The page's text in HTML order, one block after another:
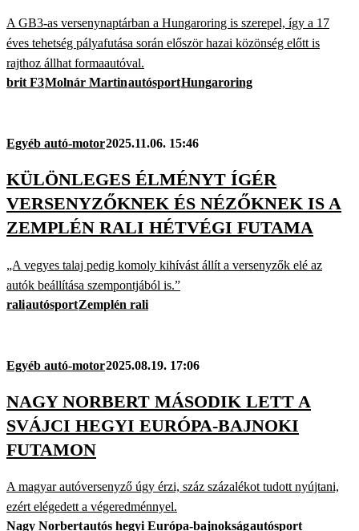
A GB3-as versenynaptárban a Hungaroring is szerepel, így a 17
éves tehetség pályafutása során először hazai közönség előtt is
rajthoz állhat formaautóval.
brit F3Molnár MartinautósportHungaroring
Egyéb autó-motor2025.11.06. 15:46
KÜLÖNLEGES ÉLMÉNYT ÍGÉR
VERSENYZŐKNEK ÉS NÉZŐKNEK IS A
ZEMPLÉN RALI HÉTVÉGI FUTAMA
„A vegyes talaj pedig komoly kihívást állít a versenyzők elé az
autók beállítása szempontjából is.”
raliautósportZemplén rali
Egyéb autó-motor2025.08.19. 17:06
NAGY NORBERT MÁSODIK LETT A
SVÁJCI HEGYI EURÓPA-BAJNOKI
FUTAMON
A magyar autóversenyző úgy érzi, száz százalékot tudott nyújtani,
ezért elégedett a végeredménnyel.
Nagy Norbertautós hegyi Európa-bajnokságautósport